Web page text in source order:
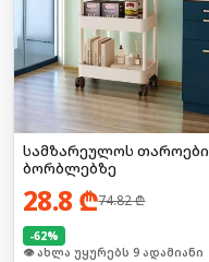
სამზარეულოს თაროები
ბორბლებზე
28.8 ₾74.82₾
-62%
🛒 ბოლო 24სთ-ში იყიდა 13-მა